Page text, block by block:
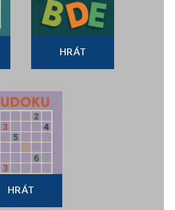
HRÁT
HRÁT